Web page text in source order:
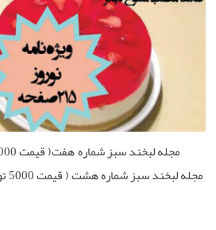
مجله لبخند سبز شماره هشت ( قیمت 5000 تومان)